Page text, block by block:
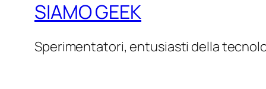
SIAMO GEEK
Sperimentatori, entusiasti della